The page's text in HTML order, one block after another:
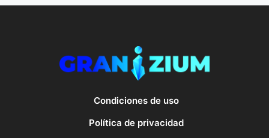
Condiciones de uso
Política de privacidad